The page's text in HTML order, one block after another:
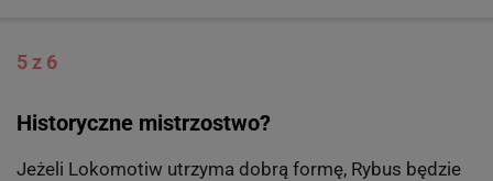
5 z 6
Historyczne mistrzostwo?
Jeżeli Lokomotiw utrzyma dobrą formę, Rybus będzie